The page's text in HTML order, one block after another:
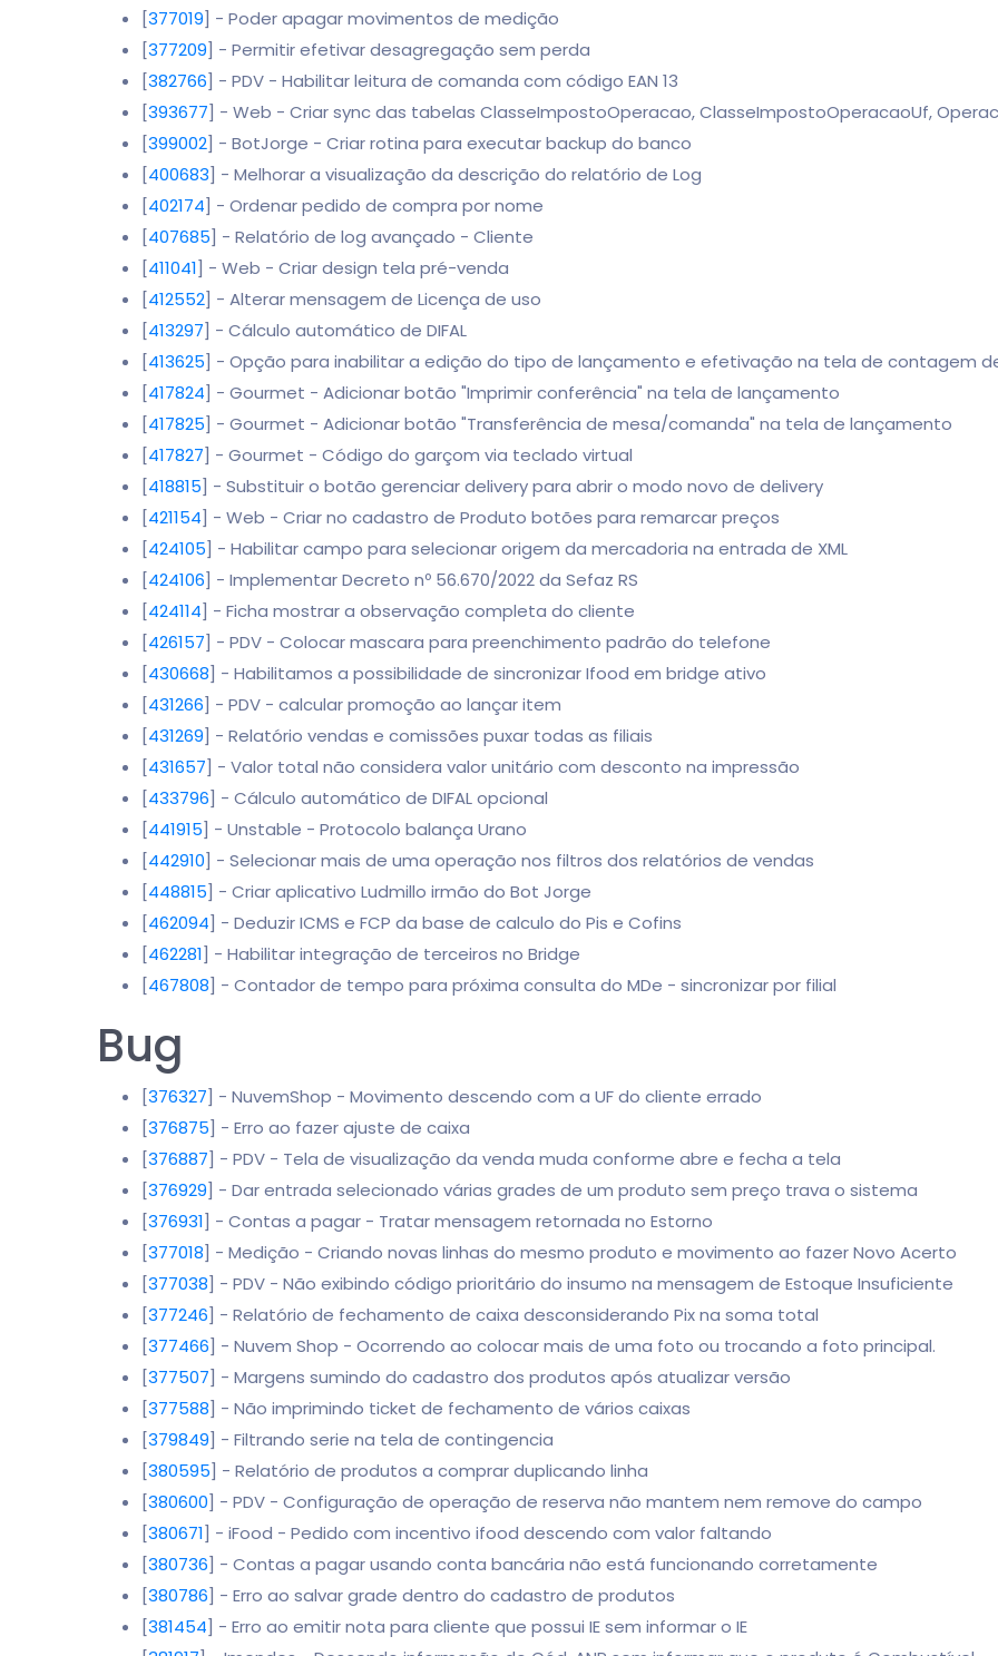
[377019] - Poder apagar movimentos de medição
[377209] - Permitir efetivar desagregação sem perda
[382766] - PDV - Habilitar leitura de comanda com código EAN 13
[393677] - Web - Criar sync das tabelas ClasseImpostoOperacao, ClasseImpostoOperacaoUf,
[399002] - BotJorge - Criar rotina para executar backup do banco
[400683] - Melhorar a visualização da descrição do relatório de Log
[402174] - Ordenar pedido de compra por nome
[407685] - Relatório de log avançado - Cliente
[411041] - Web - Criar design tela pré-venda
[412552] - Alterar mensagem de Licença de uso
[413297] - Cálculo automático de DIFAL
[413625] - Opção para inabilitar a edição do tipo de lançamento e efetivação na tela de contagem
[417824] - Gourmet - Adicionar botão "Imprimir conferência" na tela de lançamento
[417825] - Gourmet - Adicionar botão "Transferência de mesa/comanda" na tela de lançamento
[417827] - Gourmet - Código do garçom via teclado virtual
[418815] - Substituir o botão gerenciar delivery para abrir o modo novo de delivery
[421154] - Web - Criar no cadastro de Produto botões para remarcar preços
[424105] - Habilitar campo para selecionar origem da mercadoria na entrada de XML
[424106] - Implementar Decreto nº 56.670/2022 da Sefaz RS
[424114] - Ficha mostrar a observação completa do cliente
[426157] - PDV - Colocar mascara para preenchimento padrão do telefone
[430668] - Habilitamos a possibilidade de sincronizar Ifood em bridge ativo
[431266] - PDV - calcular promoção ao lançar item
[431269] - Relatório vendas e comissões puxar todas as filiais
[431657] - Valor total não considera valor unitário com desconto na impressão
[433796] - Cálculo automático de DIFAL opcional
[441915] - Unstable - Protocolo balança Urano
[442910] - Selecionar mais de uma operação nos filtros dos relatórios de vendas
[448815] - Criar aplicativo Ludmillo irmão do Bot Jorge
[462094] - Deduzir ICMS e FCP da base de calculo do Pis e Cofins
[462281] - Habilitar integração de terceiros no Bridge
[467808] - Contador de tempo para próxima consulta do MDe - sincronizar por filial
Bug
[376327] - NuvemShop - Movimento descendo com a UF do cliente errado
[376875] - Erro ao fazer ajuste de caixa
[376887] - PDV - Tela de visualização da venda muda conforme abre e fecha a tela
[376929] - Dar entrada selecionado várias grades de um produto sem preço trava o sistema
[376931] - Contas a pagar - Tratar mensagem retornada no Estorno
[377018] - Medição - Criando novas linhas do mesmo produto e movimento ao fazer Novo Acerto
[377038] - PDV - Não exibindo código prioritário do insumo na mensagem de Estoque Insuficiente
[377246] - Relatório de fechamento de caixa desconsiderando Pix na soma total
[377466] - Nuvem Shop - Ocorrendo ao colocar mais de uma foto ou trocando a foto principal.
[377507] - Margens sumindo do cadastro dos produtos após atualizar versão
[377588] - Não imprimindo ticket de fechamento de vários caixas
[379849] - Filtrando serie na tela de contingencia
[380595] - Relatório de produtos a comprar duplicando linha
[380600] - PDV - Configuração de operação de reserva não mantem nem remove do campo
[380671] - iFood - Pedido com incentivo ifood descendo com valor faltando
[380736] - Contas a pagar usando conta bancária não está funcionando corretamente
[380786] - Erro ao salvar grade dentro do cadastro de produtos
[381454] - Erro ao emitir nota para cliente que possui IE sem informar o IE